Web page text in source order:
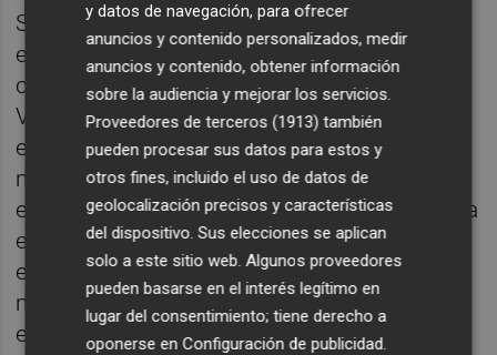
Sin embargo, las expectativas de la
exportación se sitúan en un 20% de
crecimiento para 2019. Según explica Juan
Vicente Bono, “para nosotros son
evoluciones muy positivas porque nos
muestran que el sector de la maquinaria
española para la industria cerámica continúa
en muy buena posición para competir y
escalar primeros puestos en el ránking
mundial, que hasta ahora siempre
encabezaba Italia”.
y datos de navegación, para ofrecer
anuncios y contenido personalizados, medir
anuncios y contenido, obtener información
sobre la audiencia y mejorar los servicios.
Proveedores de terceros (1913) también
pueden procesar sus datos para estos y
otros fines, incluido el uso de datos de
geolocalización precisos y características
del dispositivo. Sus elecciones se aplican
solo a este sitio web. Algunos proveedores
pueden basarse en el interés legítimo en
lugar del consentimiento; tiene derecho a
oponerse enConfiguración de publicidad.